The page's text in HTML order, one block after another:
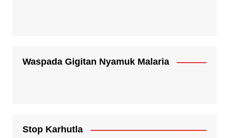
Waspada Gigitan Nyamuk Malaria
Stop Karhutla